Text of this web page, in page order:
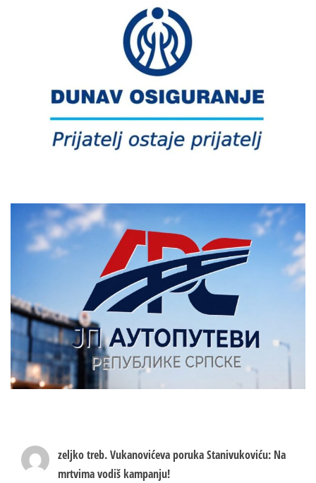
zeljko treb.Vukanovićeva poruka Stanivukoviću: Na
mrtvima vodiš kampanju!